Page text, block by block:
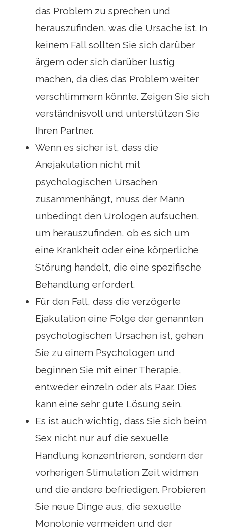
das Problem zu sprechen und
herauszufinden, was die Ursache ist. In
keinem Fall sollten Sie sich darüber
ärgern oder sich darüber lustig
machen, da dies das Problem weiter
verschlimmern könnte. Zeigen Sie sich
verständnisvoll und unterstützen Sie
Ihren Partner.
Wenn es sicher ist, dass die
Anejakulation nicht mit
psychologischen Ursachen
zusammenhängt, muss der Mann
unbedingt den Urologen aufsuchen,
um herauszufinden, ob es sich um
eine Krankheit oder eine körperliche
Störung handelt, die eine spezifische
Behandlung erfordert.
Für den Fall, dass die verzögerte
Ejakulation eine Folge der genannten
psychologischen Ursachen ist, gehen
Sie zu einem Psychologen und
beginnen Sie mit einer Therapie,
entweder einzeln oder als Paar. Dies
kann eine sehr gute Lösung sein.
Es ist auch wichtig, dass Sie sich beim
Sex nicht nur auf die sexuelle
Handlung konzentrieren, sondern der
vorherigen Stimulation Zeit widmen
und die andere befriedigen. Probieren
Sie neue Dinge aus, die sexuelle
Monotonie vermeiden und der